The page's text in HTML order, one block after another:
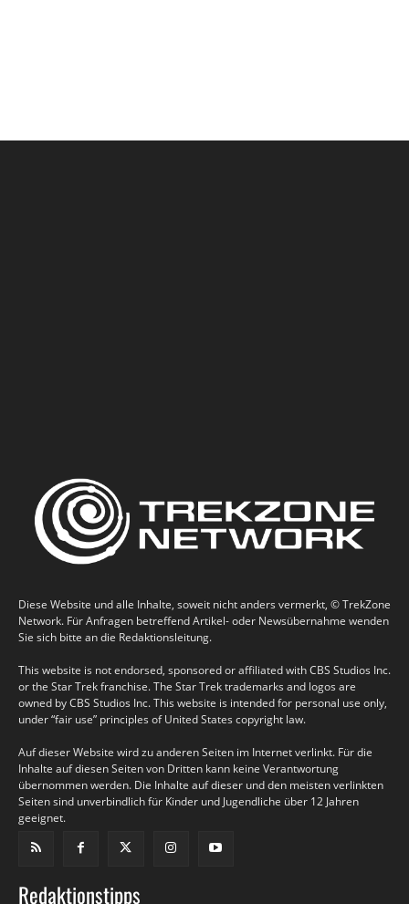
Diese Website und alle Inhalte, soweit nicht anders vermerkt, © TrekZone
Network. Für Anfragen betreffend Artikel- oder Newsübernahme wenden
Sie sich bitte an die Redaktionsleitung.
This website is not endorsed, sponsored or affiliated with CBS Studios Inc.
or the Star Trek franchise. The Star Trek trademarks and logos are
owned by CBS Studios Inc. This website is intended for personal use only,
under “fair use” principles of United States copyright law.
Auf dieser Website wird zu anderen Seiten im Internet verlinkt. Für die
Inhalte auf diesen Seiten von Dritten kann keine Verantwortung
übernommen werden. Die Inhalte auf dieser und den meisten verlinkten
Seiten sind unverbindlich für Kinder und Jugendliche über 12 Jahren
geeignet.
Redaktionstipps